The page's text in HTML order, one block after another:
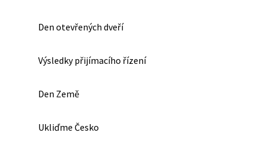
Den otevřených dveří
Výsledky přijímacího řízení
Den Země
Ukliďme Česko